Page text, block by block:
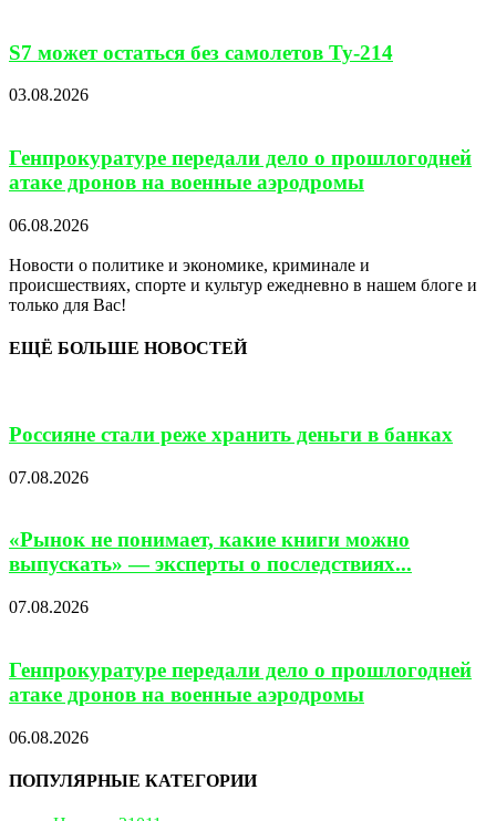
S7 может остаться без самолетов Ту-214
03.08.2026
Генпрокуратуре передали дело о прошлогодней
атаке дронов на военные аэродромы
06.08.2026
Новости о политике и экономике, криминале и
происшествиях, спорте и культур ежедневно в нашем блоге и
только для Вас!
ЕЩЁ БОЛЬШЕ НОВОСТЕЙ
Россияне стали реже хранить деньги в банках
07.08.2026
«Рынок не понимает, какие книги можно
выпускать» — эксперты о последствиях...
07.08.2026
Генпрокуратуре передали дело о прошлогодней
атаке дронов на военные аэродромы
06.08.2026
ПОПУЛЯРНЫЕ КАТЕГОРИИ